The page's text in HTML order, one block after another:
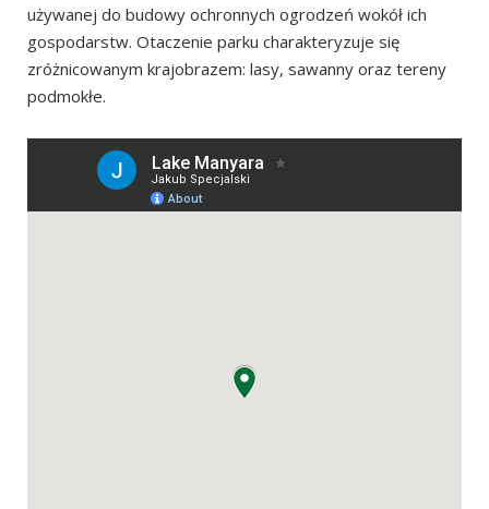
używanej do budowy ochronnych ogrodzeń wokół ich
gospodarstw. Otaczenie parku charakteryzuje się
zróżnicowanym krajobrazem: lasy, sawanny oraz tereny
podmokłe.